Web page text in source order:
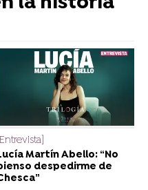
[Entrevista]
Martín Abello: “No
despedirme de